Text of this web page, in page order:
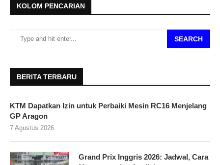
KOLOM PENCARIAN
SEARCH
BERITA TERBARU
KTM Dapatkan Izin untuk Perbaiki Mesin RC16 Menjelang
GP Aragon
7 Agustus 2026
Grand Prix Inggris 2026: Jadwal, Cara